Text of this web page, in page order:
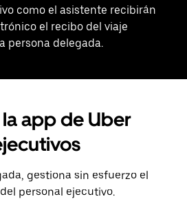
como el asistente recibirán
el recibo del viaje
persona delegada.
app de Uber
gestiona sin esfuerzo el
personal ejecutivo.